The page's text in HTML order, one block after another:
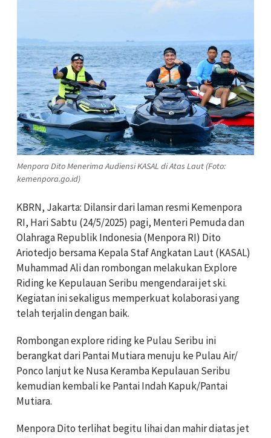
Menpora Dito Menerima Audiensi KASAL di Atas Laut (Foto:
kemenpora.go.id)
KBRN, Jakarta: Dilansir dari laman resmi Kemenpora
RI, Hari Sabtu (24/5/2025) pagi, Menteri Pemuda dan
Olahraga Republik Indonesia (Menpora RI) Dito
Ariotedjo bersama Kepala Staf Angkatan Laut (KASAL)
Muhammad Ali dan rombongan melakukan Explore
Riding ke Kepulauan Seribu mengendarai jet ski.
Kegiatan ini sekaligus memperkuat kolaborasi yang
telah terjalin dengan baik.
Rombongan explore riding ke Pulau Seribu ini
berangkat dari Pantai Mutiara menuju ke Pulau Air/
Ponco lanjut ke Nusa Keramba Kepulauan Seribu
kemudian kembali ke Pantai Indah Kapuk/Pantai
Mutiara.
Menpora Dito terlihat begitu lihai dan mahir diatas jet